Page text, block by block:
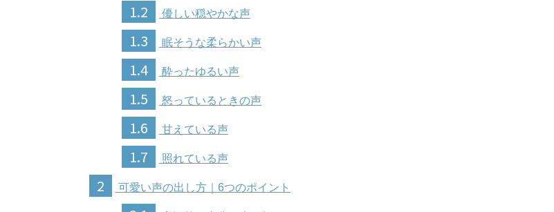
1.2 優しい穏やかな声
1.3 眠そうな柔らかい声
1.4 酔ったゆるい声
1.5 怒っているときの声
1.6 甘えている声
1.7 照れている声
2 可愛い声の出し方｜6つのポイント